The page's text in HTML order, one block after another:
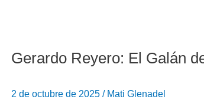
Gerardo Reyero: El Galán
2 de octubre de 2025 / Mati Glenadel
Gerardo
Galán